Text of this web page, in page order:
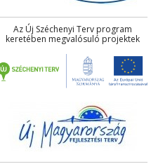
Az Új Széchenyi Terv program
keretében megvalósuló projektek